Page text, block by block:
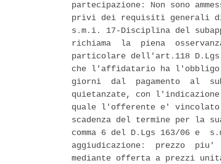
partecipazione: Non sono
privi dei requisiti generali
s.m.i. 17-Disciplina del
richiama  la  piena
particolare dell'art.118
che l'affidatario ha
giorni  dal  pagamento  al
quietanzate, con
quale l'offerente e'
scadenza del termine per la
comma 6 del D.Lgs 163/06
aggiudicazione:  prezzo
mediante offerta a prezzi